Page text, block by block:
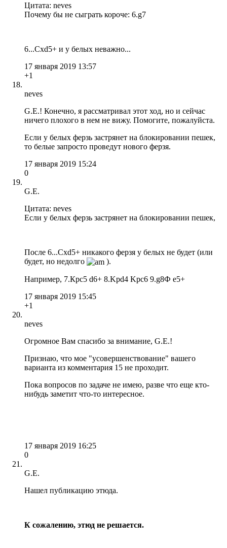
Цитата: neves
Почему бы не сыграть короче: 6.g7
6...Сxd5+ и у белых неважно...
17 января 2019 13:57
+1
neves
G.E.! Конечно, я рассматривал этот ход, но и сейчас
ничего плохого в нем не вижу. Помогите, пожалуйста.
Если у белых ферзь застрянет на блокировании пешек,
то белые запросто проведут нового ферзя.
17 января 2019 15:24
0
G.E.
Цитата: neves
Если у белых ферзь застрянет на блокировании пешек,
После 6...Сxd5+ никакого ферзя у белых не будет (или
будет, но недолго
).
Например, 7.Крc5 d6+ 8.Kpd4 Kpc6 9.g8Ф e5+
17 января 2019 15:45
+1
neves
Огромное Вам спасибо за внимание, G.E.!
Признаю, что мое "усовершенствование" вашего
варианта из комментария 15 не проходит.
Пока вопросов по задаче не имею, разве что еще кто-
нибудь заметит что-то интересное.
17 января 2019 16:25
0
G.E.
Нашел публикацию этюда.
К сожалению, этюд не решается.